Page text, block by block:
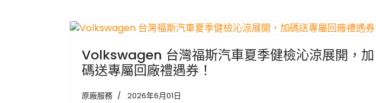
Volkswagen 台灣福斯汽車夏季健檢沁涼展開，加
碼送專屬回廠禮遇券！
原廠服務 2026年6月01日